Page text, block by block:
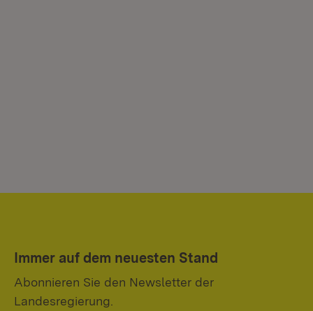
Immer auf dem neuesten Stand
Abonnieren Sie den Newsletter der
Landesregierung.